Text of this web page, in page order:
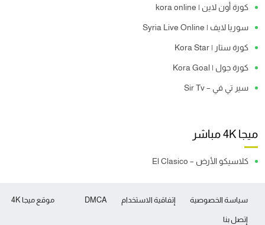
كورة أون لاين | kora online
سوريا لايف | Syria Live Online
كورة ستار | Kora Star
كورة جول | Kora Goal
سير تي في – Sir Tv
ميجا 4K مباشر
كلاسيكو الأرض – El Clasico
موقع ميجا 4K سياسة الخصوصية إتفاقية الاستخدام DMCA
إتصل بنا